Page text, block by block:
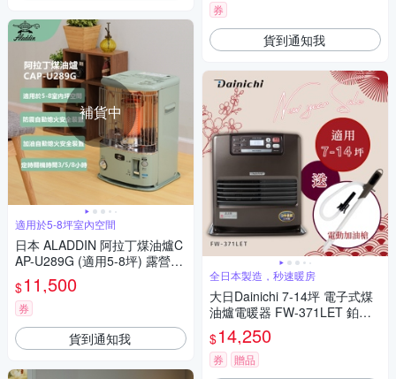
補貨中
適用於5-8坪室內空間
日本 ALADDIN 阿拉丁煤油爐C
AP-U289G (適用5-8坪) 露營推
薦
$11,500
券
貨到通知我
券
貨到通知我
全日本製造，秒速暖房
大日Dainichi 7-14坪 電子式煤
油爐電暖器 FW-371LET 鉑金
棕
$14,250
券 贈品